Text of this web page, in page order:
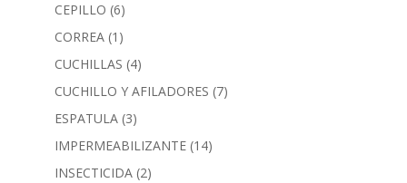
CEPILLO (6)
CORREA (1)
CUCHILLAS (4)
CUCHILLO Y AFILADORES (7)
ESPATULA (3)
IMPERMEABILIZANTE (14)
INSECTICIDA (2)